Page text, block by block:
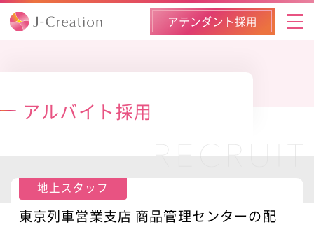
アテンダント採用
サスティナビリティの取組み
採用情報
アルバイト採用
地上スタッフ
東京列車営業支店 商品管理センターの配